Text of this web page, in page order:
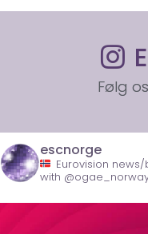
Følg
escnorge
Eurovision
with